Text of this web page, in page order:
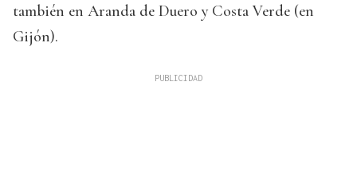
también en Aranda de Duero y Costa Verde (en
Gijón).